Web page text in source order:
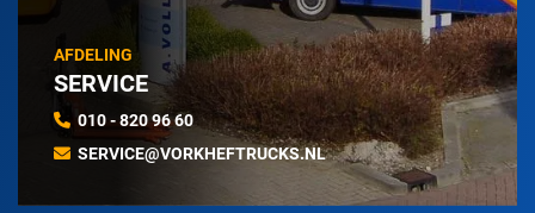
AFDELING
SERVICE
010 - 820 96 60
SERVICE@VORKHEFTRUCKS.NL